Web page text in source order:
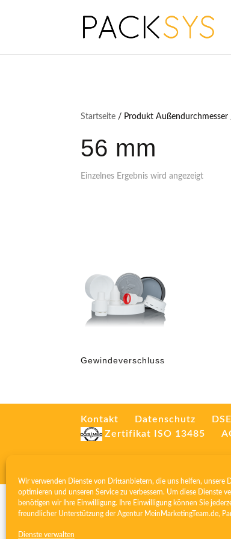
Wir verwenden Dienste von Drittanbietern, die uns helfen, unsere
optimieren und unseren Service zu verbessern. Um diese Dienste
benötigen wir Ihre Einwilligung. Ihre Einwilligung können Sie
freundlicher Unterstützung der Agentur MeinMarketingTeam.de,
Dienste verwalten
Startseite / Produkt Außendurchmesser
56 mm
Einzelnes Ergebnis wird angezeigt
Gewindeverschluss
Kontakt Datenschutz
Zertifikat ISO 13485